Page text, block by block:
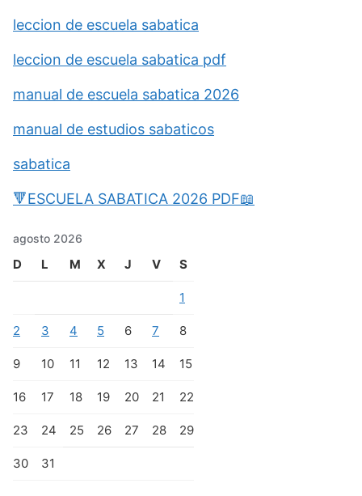
leccion de escuela sabatica
leccion de escuela sabatica pdf
manual de escuela sabatica 2026
manual de estudios sabaticos
sabatica
🔻ESCUELA SABATICA 2026 PDF📖
agosto 2026
D L M X J V S
1
2 3 4 5 6 7 8
9 10 11 12 13 14 15
16 17 18 19 20 21 22
23 24 25 26 27 28 29
30 31